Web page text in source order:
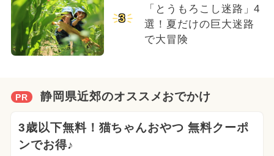
3
「とうもろこし迷路」4
選！夏だけの巨大迷路
で大冒険
PR 静岡県近郊のオススメおでかけ
3歳以下無料！猫ちゃんおやつ 無料クーポ
ンでお得♪